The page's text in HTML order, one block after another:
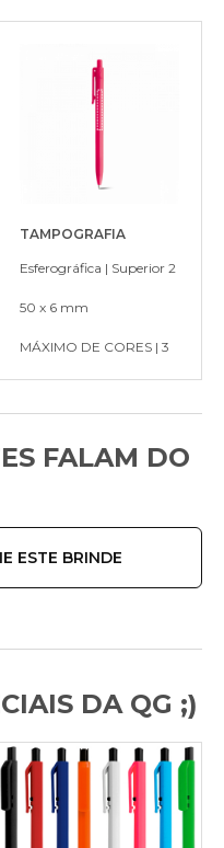
TAMPOGRAFIA
Esferográfica | Superior 2
50 x 6 mm
MÁXIMO DE CORES | 3
FALAM DO
ESTE BRINDE
DA QG ;)